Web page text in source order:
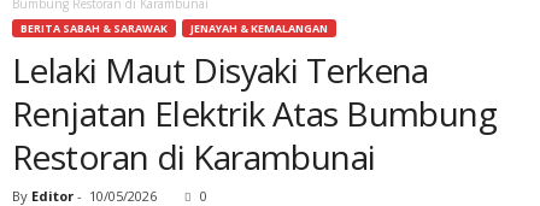
Bumbung Restoran di Karambunai
BERITA SABAH & SARAWAK JENAYAH & KEMALANGAN
Lelaki Maut Disyaki Terkena
Renjatan Elektrik Atas Bumbung
Restoran di Karambunai
By Editor - 10/05/2026 0